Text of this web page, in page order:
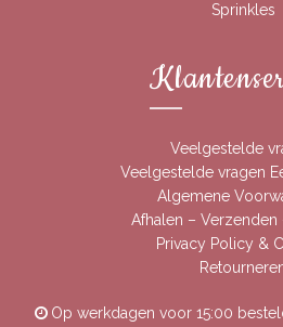
Sprinkles
Veelgestelde
Veelgestelde vragen
Algemene
Afhalen – Verzenden
Privacy Policy &
Op werkdagen voor 15:00